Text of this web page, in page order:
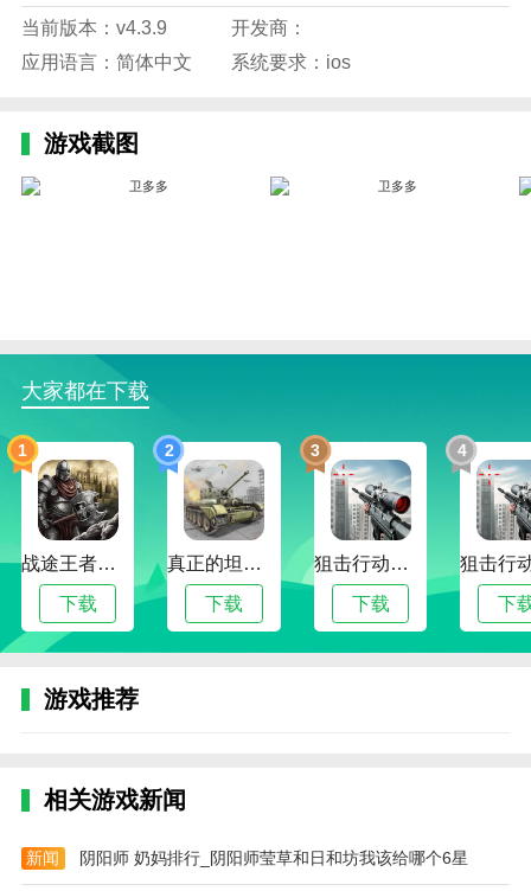
5、优质的关注模式，轻轻松松掌握对方的最新动
态
1、为你带去优质的服务帮助，在线进行生活物件
的选择，享受最及时的高效质保，让你的管理模式变得
买，给用户带来了非常良好的购物体验
应采购和金融服务融为一体，各种产品和原料在这里都
能买到，为消费者带来了极大的便利，也助力了行业的
发展
更新日志
最新版本：v4.3.9 更新时间：2024-08-19
- 问题修复及性能优化，改进用户体验
迎通过以下方式联系我们：
小程序：卫多多
官网：www.wdoodoo.com
当前版本：v4.3.9
开发商：
应用语言：简体中文
系统要求：ios
游戏截图
大家都在下载
1
战途王者最新版
下载
2
真正的坦克大战
下载
3
狙击行动代号猎鹰最新版
下载
4
下
游戏推荐
相关游戏新闻
新闻 阴阳师 奶妈排行_阴阳师莹草和日和坊我该给哪个6星